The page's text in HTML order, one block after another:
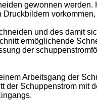
gewonnen
und des damit
ermöglichende
der
Arbeitsgang der
Schuppenstrom mit